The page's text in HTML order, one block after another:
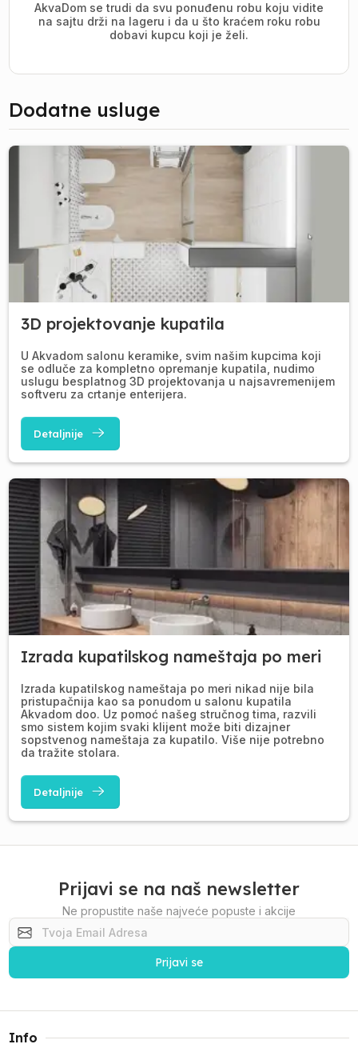
AkvaDom se trudi da svu ponuđenu robu koju vidite
na sajtu drži na lageru i da u što kraćem roku robu
dobavi kupcu koji je želi.
Dodatne usluge
3D projektovanje kupatila
U Akvadom salonu keramike, svim našim kupcima koji
se odluče za kompletno opremanje kupatila, nudimo
uslugu besplatnog 3D projektovanja u najsavremenijem
softveru za crtanje enterijera.
Detaljnije
Izrada kupatilskog nameštaja po meri
Izrada kupatilskog nameštaja po meri nikad nije bila
pristupačnija kao sa ponudom u salonu kupatila
Akvadom doo. Uz pomoć našeg stručnog tima, razvili
smo sistem kojim svaki klijent može biti dizajner
sopstvenog nameštaja za kupatilo. Više nije potrebno
da tražite stolara.
Detaljnije
Prijavi se na naš newsletter
Ne propustite naše najveće popuste i akcije
Prijavi se
Info